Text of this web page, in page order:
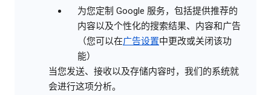
为您定制 Google 服务，包括提供推荐的
内容以及个性化的搜索结果、内容和广告
（您可以在广告设置中更改或关闭该功
能）
当您发送、接收以及存储内容时，我们的系统就
会进行这项分析。